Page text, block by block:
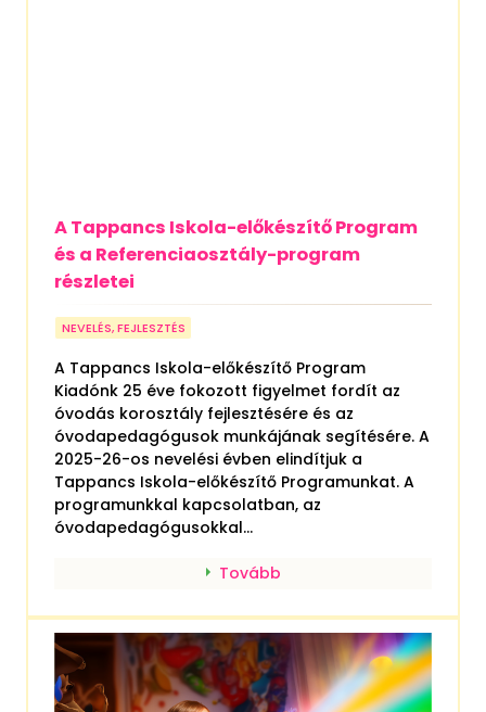
A Tappancs Iskola-előkészítő Program
és a Referenciaosztály-program
részletei
NEVELÉS, FEJLESZTÉS
A Tappancs Iskola-előkészítő Program
Kiadónk 25 éve fokozott figyelmet fordít az
óvodás korosztály fejlesztésére és az
óvodapedagógusok munkájának segítésére. A
2025-26-os nevelési évben elindítjuk a
Tappancs Iskola-előkészítő Programunkat. A
óvodapedagógusokkal...
Tovább